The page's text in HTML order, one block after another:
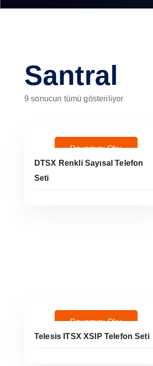
Santral
9 sonucun tümü gösteriliyor
Devamını Oku
DTSX Renkli Sayısal Telefon
Seti
Devamını Oku
Telesis ITSX XSIP Telefon Seti